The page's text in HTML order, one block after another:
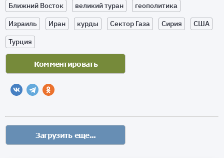
Ближний Восток великий туран
геополитика
Израиль
Иран курды Сектор Газа Сирия
США
Турция